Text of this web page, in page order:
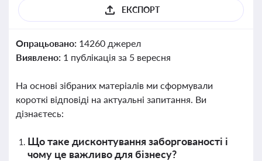
ЕКСПОРТ
Опрацьовано: 14260 джерел
Виявлено: 1 публікація за 5 вересня
На основі зібраних матеріалів ми сформували
короткі відповіді на актуальні запитання. Ви
дізнаєтесь:
Що таке дисконтування заборгованості і
чому це важливо для бізнесу?